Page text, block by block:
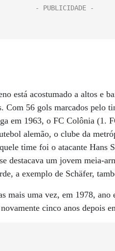
está acostumado a altos e
Com 56 gols marcados pelo
em 1963, o FC Colônia (1.
alemão, o clube da
time foi o atacante Hans
destacava um jovem meia-
a exemplo de Schäfer,
mais uma vez, em 1978,
cinco anos depois